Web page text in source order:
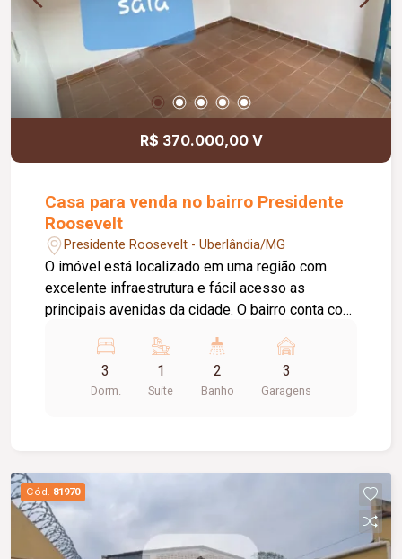
R$ 370.000,00 V
Casa para venda no bairro Presidente
Roosevelt
Presidente Roosevelt - Uberlândia/MG
O imóvel está localizado em uma região com
excelente infraestrutura e fácil acesso as
principais avenidas da cidade. O bairro conta com
escolas, farmácias e outros serviços em geral.
Imóvel possui 02 casas no mesmo terreno: Casa
da frente e composta de sala em ,02 ambientes,
social cozinha, área de serviço e vaga de
garagem.
3
Dorm.
1
Suite
2
Banho
3
Garagens
Cód. 81970